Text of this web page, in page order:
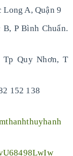
Long A, Quận 9
P Bình Chuẩn.
Quy Nhơn, T
152 138